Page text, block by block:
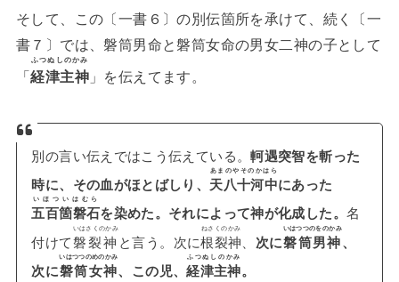
そして、この〔一書６〕の別伝箇所を承けて、続く〔一
書７〕では、磐筒男命と磐筒女命の男女二神の子として
「経津主神
ふつぬしのかみ
」を伝えてます。
別の言い伝えではこう伝えている。軻遇突智を斬った
時に、その血がほとばしり、 天八十河中
あまのやそのかはら
にあった
五百箇磐石
いほついはむら
を染めた。それによって神が化成した。 名
付けて磐裂神
いはさくのかみ
と言う。次に根裂神
ねさくのかみ
、 次に磐筒男神
いはつつのをのかみ
、
次に磐筒女神
いはつつのめのかみ
、この児、経津主神
ふつぬしのかみ
。